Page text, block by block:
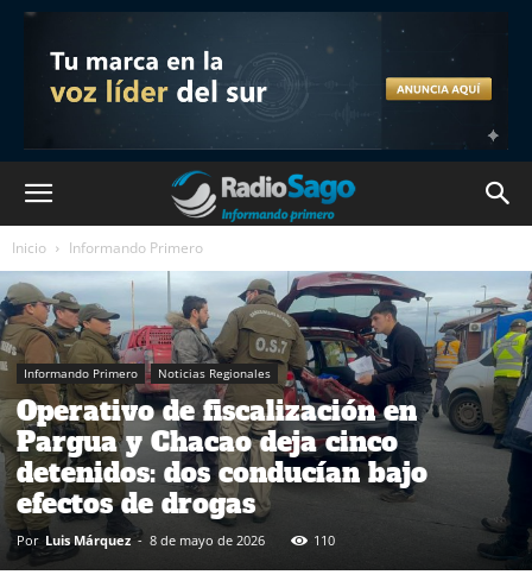
Inicio Informando Primero
Informando Primero Noticias Regionales
Operativo de fiscalización en
Pargua y Chacao deja cinco
detenidos: dos conducían bajo
efectos de drogas
Por Luis Márquez - 8 de mayo de 2026 110